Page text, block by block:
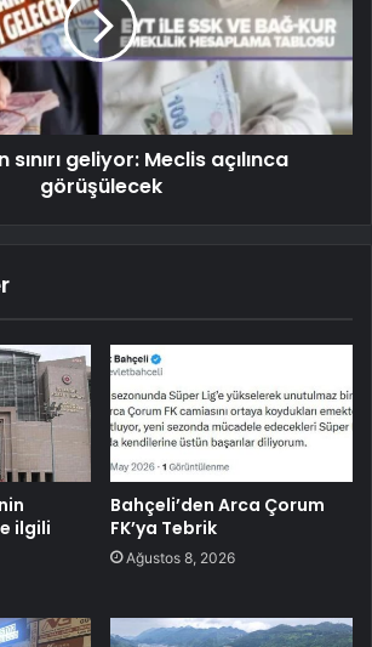
sınırı geliyor: Meclis açılınca
görüşülecek
ilgili
Bahçeli’den Arca Çorum
FK’ya Tebrik
Ağustos 8, 2026